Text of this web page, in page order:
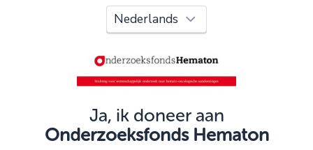
Ja, ik doneer aan
Onderzoeksfonds Hematon
Oeps!
Je kunt nog niet verder vanwege:
Controleer en verbeter je invoer en probeer het
OK